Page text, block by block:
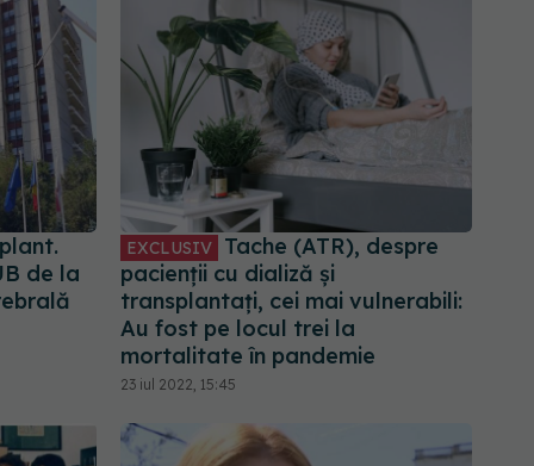
de la
EXCLUSIV
Tache (ATR), despre
pacienții cu dializă și
transplantați, cei mai vulnerabili:
Au fost pe locul trei la
mortalitate în pandemie
23 iul 2022, 15:45